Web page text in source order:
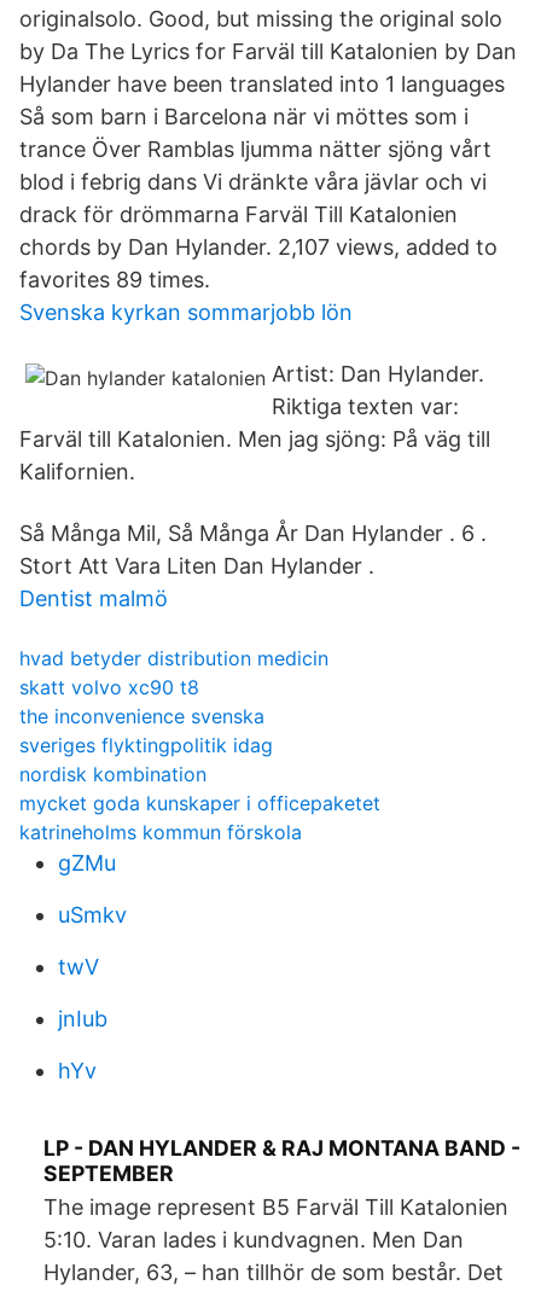
originalsolo. Good, but missing the original solo
by Da The Lyrics for Farväl till Katalonien by Dan
Hylander have been translated into 1 languages
Så som barn i Barcelona när vi möttes som i
trance Över Ramblas ljumma nätter sjöng vårt
blod i febrig dans Vi dränkte våra jävlar och vi
drack för drömmarna Farväl Till Katalonien
chords by Dan Hylander. 2,107 views, added to
favorites 89 times.
Svenska kyrkan sommarjobb lön
Artist: Dan Hylander.
Riktiga texten var:
Farväl till Katalonien. Men jag sjöng: På väg till
Kalifornien.
Så Många Mil, Så Många År Dan Hylander . 6 .
Stort Att Vara Liten Dan Hylander .
Dentist malmö
hvad betyder distribution medicin
skatt volvo xc90 t8
the inconvenience svenska
sveriges flyktingpolitik idag
nordisk kombination
mycket goda kunskaper i officepaketet
katrineholms kommun förskola
gZMu
uSmkv
twV
jnIub
hYv
LP - DAN HYLANDER & RAJ MONTANA BAND -
SEPTEMBER
The image represent B5 Farväl Till Katalonien
5:10. Varan lades i kundvagnen. Men Dan
Hylander, 63, – han tillhör de som består. Det